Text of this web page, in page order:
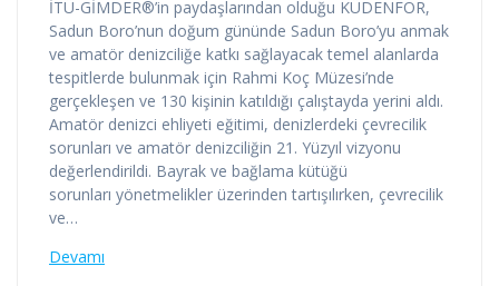
İTÜ-GİMDER®’in paydaşlarından olduğu KÜDENFOR,
Sadun Boro’nun doğum gününde Sadun Boro’yu anmak
ve amatör denizciliğe katkı sağlayacak temel alanlarda
tespitlerde bulunmak için Rahmi Koç Müzesi’nde
gerçekleşen ve 130 kişinin katıldığı çalıştayda yerini aldı.
Amatör denizci ehliyeti eğitimi, denizlerdeki çevrecilik
sorunları ve amatör denizciliğin 21. Yüzyıl vizyonu
değerlendirildi. Bayrak ve bağlama kütüğü
sorunları yönetmelikler üzerinden tartışılırken, çevrecilik
ve…
Devamı